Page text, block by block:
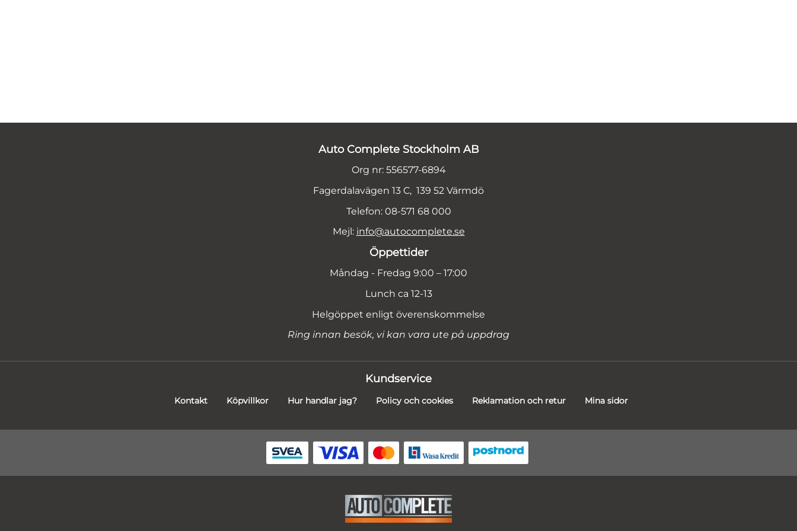
Auto Complete Stockholm AB
Org nr: 556577-6894
Fagerdalavägen 13 C, 139 52 Värmdö
Telefon: 08-571 68 000
Mejl: info@autocomplete.se
Öppettider
Måndag - Fredag 9:00 – 17:00
Lunch ca 12-13
Helgöppet enligt överenskommelse
Ring innan besök, vi kan vara ute på uppdrag
Kundservice
Kontakt Köpvillkor Hur handlar jag? Policy och cookies Reklamation och retur Mina sidor